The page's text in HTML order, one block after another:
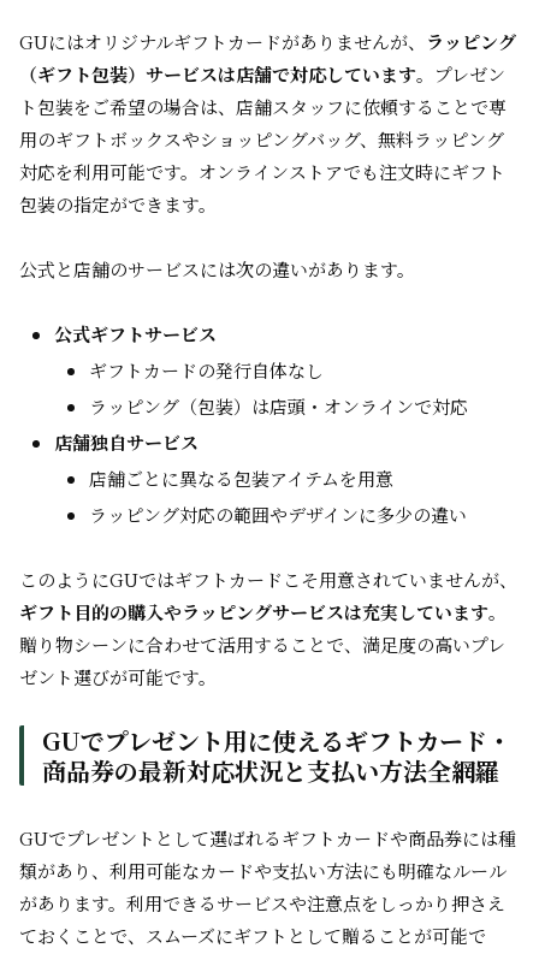
GUにはオリジナルギフトカードがありませんが、 ラッピング
（ギフト包装）サービスは店舗で対応しています。プレゼン
ト包装をご希望の場合は、店舗スタッフに依頼することで専
用のギフトボックスやショッピングバッグ、無料ラッピング
対応を利用可能です。オンラインストアでも注文時にギフト
包装の指定ができます。
公式と店舗のサービスには次の違いがあります。
公式ギフトサービス
ギフトカードの発行自体なし
ラッピング（包装）は店頭・オンラインで対応
店舗独自サービス
店舗ごとに異なる包装アイテムを用意
ラッピング対応の範囲やデザインに多少の違い
このようにGUではギフトカードこそ用意されていませんが、
ギフト目的の購入やラッピングサービスは充実しています。
贈り物シーンに合わせて活用することで、満足度の高いプレ
ゼント選びが可能です。
GUでプレゼント用に使えるギフトカード・
商品券の最新対応状況と支払い方法全網羅
GUでプレゼントとして選ばれるギフトカードや商品券には種
類があり、利用可能なカードや支払い方法にも明確なルール
があります。利用できるサービスや注意点をしっかり押さえ
ておくことで、スムーズにギフトとして贈ることが可能で